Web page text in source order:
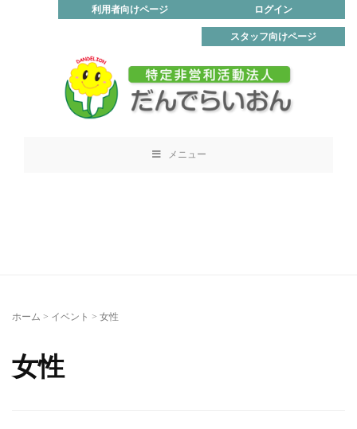
ログイン
利用者向けページ
スタッフ向けページ
メニュー
ホーム > イベント > 女性
女性